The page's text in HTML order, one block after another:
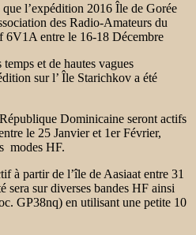
l’expédition 2016 Île de Gorée
des Radio-Amateurs du
6V1A entre le 16-18 Décembre
et de hautes vagues
sur l’ Île Starichkov a été
Dominicaine seront actifs
le 25 Janvier et 1er Février,
modes HF.
partir de l’île de Aasiaat entre 31
sera sur diverses bandes HF ainsi
GP38nq) en utilisant une petite 10